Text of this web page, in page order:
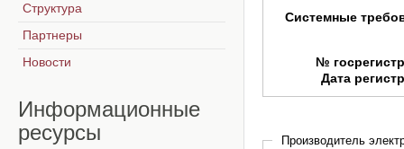
Системные
№
Дата
Производитель
Структура
Партнеры
Новости
Информационные
ресурсы